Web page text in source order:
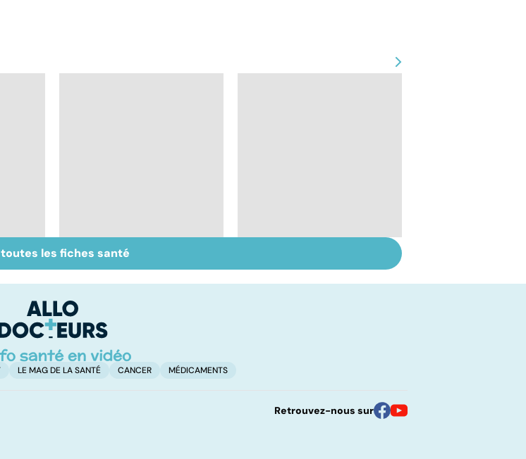
Burn-out :
l'épuisement
endocriniens : une
les fiches santé
LE MAG DE LA SANTÉ CANCER MÉDICAMENTS
Retrouvez-nous sur